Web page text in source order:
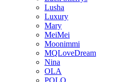
Lusha
Luxury
Mary
MeiMei
Moonimmi
MQLoveDream
Nina
OLA
POLO